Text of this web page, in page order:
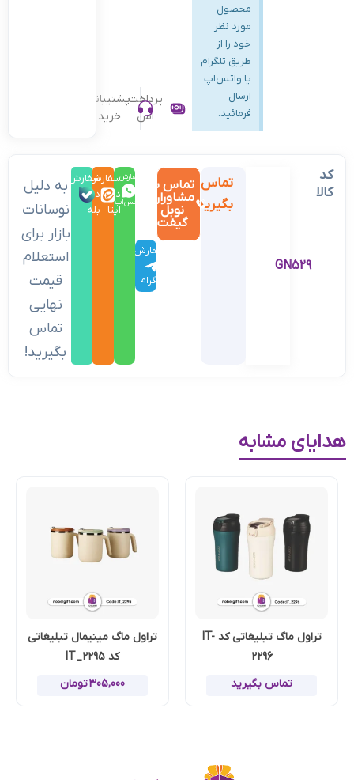
محصول
مورد نظر
خود را از
طریق تلگرام
یا واتس‌اپ
ارسال
فرمائید.
پرداخت
امن
پشتیبانی
خرید
کد
کالا
GN529
تماس
بگیرید
تماس با
مشاوران
نوبل
گیفت
سفارش
در
تلگرام
سفارش
در
واتس‌اپ
سفارش
در
ایتا
سفارش
در
بله
به دلیل
نوسانات
بازار برای
استعلام
قیمت
نهایی
تماس
بگیرید!
هدایای مشابه
تراول ماگ تبلیغاتی کد IT-
2296
تماس بگیرید
تراول ماگ مینیمال تبلیغاتی
کد IT_2295
305,000تومان